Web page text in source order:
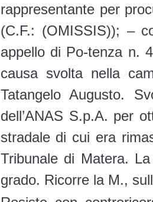
rappresentante per
(C.F.: (OMISSIS)); –
appello di Po-tenza n.
causa svolta nella
Tatangelo Augusto.
dell’ANAS S.p.A. per
stradale di cui era
Tribunale di Matera.
grado. Ricorre la M.,